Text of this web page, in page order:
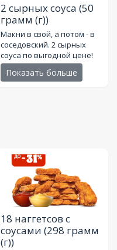
2 сырных соуса (50
грамм (г))
Макни в свой, а потом - в
соседовский. 2 сырных
соуса по выгодной цене!
Показать больше
18 наггетсов с
соусами (298 грамм
(г))